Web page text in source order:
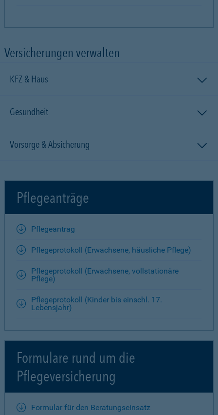
Versicherungen verwalten
KFZ & Haus
Gesundheit
Vorsorge & Absicherung
Pflegeanträge
Pflegeantrag
Pflegeprotokoll (Erwachsene, häusliche Pflege)
Pflegeprotokoll (Erwachsene, vollstationäre
Pflege)
Pflegeprotokoll (Kinder bis einschl. 17.
Lebensjahr)
Formulare rund um die
Pflegeversicherung
Formular für den Beratungseinsatz